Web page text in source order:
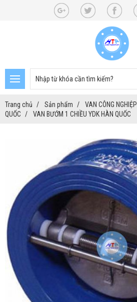
Trang chủ Sản phẩm VAN CÔNG NGHIỆP
QUỐC
VAN BƯỚM 1 CHIỀU YDK HÀN QUỐC